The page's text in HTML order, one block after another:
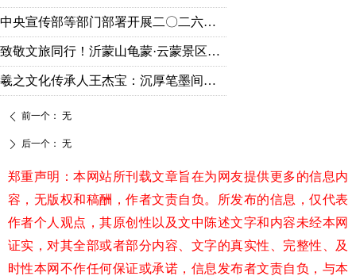
ꄴ 前一个： 无
ꄲ 后一个： 无
中央宣传部等部门部署开展二〇二六年“强国复兴有我”群众性主题宣传教育活动
致敬文旅同行！沂蒙山龟蒙·云蒙景区免票礼遇全国旅游人！
羲之文化传承人王杰宝：沉厚笔墨间的守正出新
郑重声明：本网站所刊载文章旨在为网友提供更多的信息内
容，无版权和稿酬，作者文责自负。所发布的信息，仅代表
作者个人观点，其原创性以及文中陈述文字和内容未经本网
证实，对其全部或者部分内容、文字的真实性、完整性、及
时性本网不作任何保证或承诺，信息发布者文责自负，与本